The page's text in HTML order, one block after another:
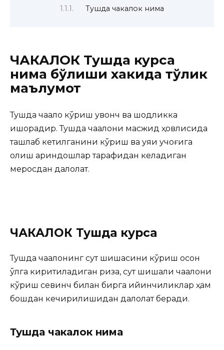
Тушда чакалок нима
ЧАКАЛОК Тушда курса
нима бўлиши хакида тўлик
маълумот
Тушда чақалоқ кўриш қувонч ва шодликка
ишорадир. Тушда чақалоқни масжид ҳовлисида
ташлаб кетилганини кўриш ва уяи қучоғига
олиш қариндошлар тарафидан келадиган
меросдан далолат.
ЧАКАЛОК Тушда курса
Тушда чақалоқнинг сут шишасини кўриш осон
қўлга киритиладиган ризққа, сут шишали чақалоқни
кўриш севинч билан бирга қийинчиликлар ҳам
бошдан кечирилишидан далолат беради.
Тушда чакалок нима